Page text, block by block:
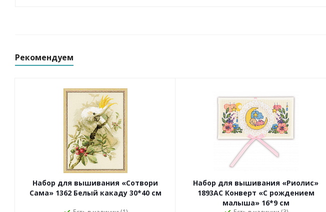
Рекомендуем
Набор для вышивания «Сотвори
Сама» 1362 Белый какаду 30*40 см
Набор для вышивания «Риолис»
1893АС Конверт «С рождением
малыша» 16*9 см